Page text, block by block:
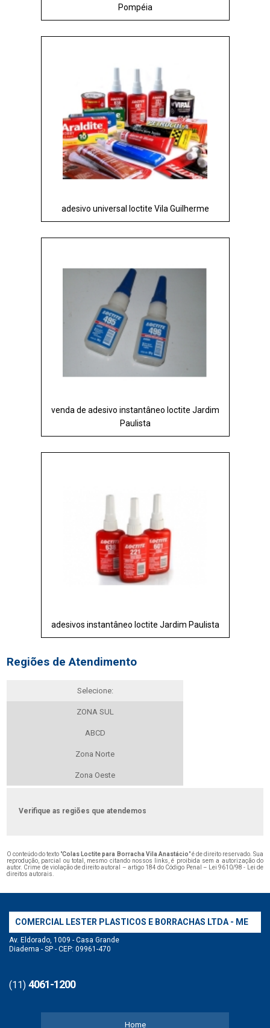
Pompéia
adesivo universal loctite Vila Guilherme
venda de adesivo instantâneo loctite Jardim
Paulista
adesivos instantâneo loctite Jardim Paulista
Regiões de Atendimento
Selecione:
ZONA SUL
ABCD
Zona Norte
Zona Oeste
Verifique as regiões que atendemos
O conteúdo do texto "Colas Loctite para Borracha Vila Anastácio" é de direito reservado. Sua
reprodução, parcial ou total, mesmo citando nossos links, é proibida sem a autorização do
autor. Crime de violação de direito autoral – artigo 184 do Código Penal – Lei 9610/98 - Lei de
direitos autorais.
COMERCIAL LESTER PLASTICOS E BORRACHAS LTDA - ME
Av. Eldorado, 1009 - Casa Grande
Diadema - SP - CEP: 09961-470
(11) 4061-1200
Home